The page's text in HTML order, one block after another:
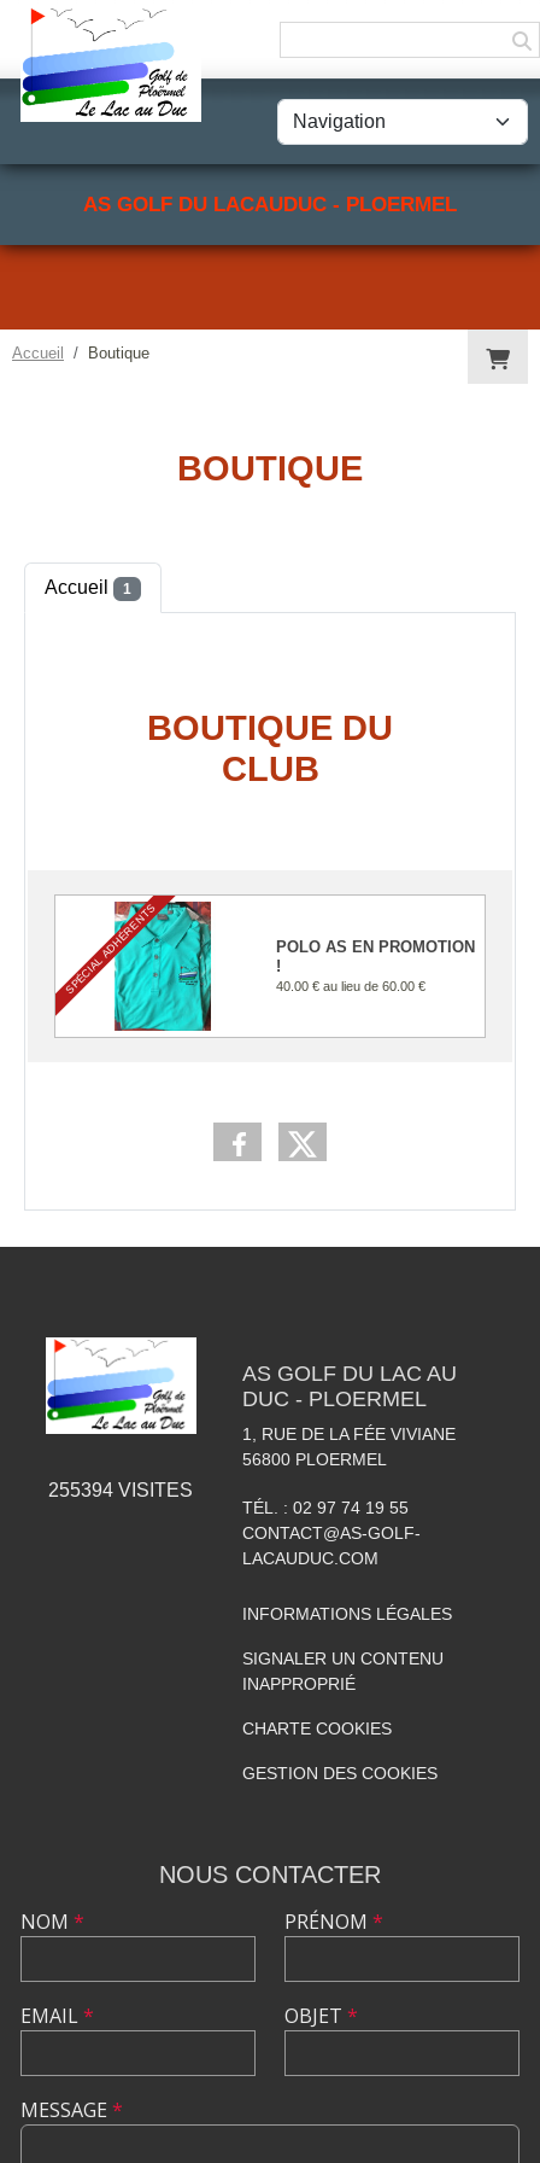
AS GOLF DU LACAUDUC - PLOERMEL
Accueil Boutique
BOUTIQUE
Accueil 1
BOUTIQUE DU
CLUB
POLO AS EN PROMOTION
!
40.00 € au lieu de 60.00 €
SPÉCIAL ADHÉRENTS
255394 VISITES
AS GOLF DU LAC AU
DUC - PLOERMEL
1, RUE DE LA FÉE VIVIANE
56800 PLOERMEL
TÉL. : 02 97 74 19 55
CONTACT@AS-GOLF-
LACAUDUC.COM
INFORMATIONS LÉGALES
SIGNALER UN CONTENU
INAPPROPRIÉ
CHARTE COOKIES
GESTION DES COOKIES
NOUS CONTACTER
NOM *
EMAIL*
PRÉNOM *
OBJET *
MESSAGE *
Panneau de gestion des cookies